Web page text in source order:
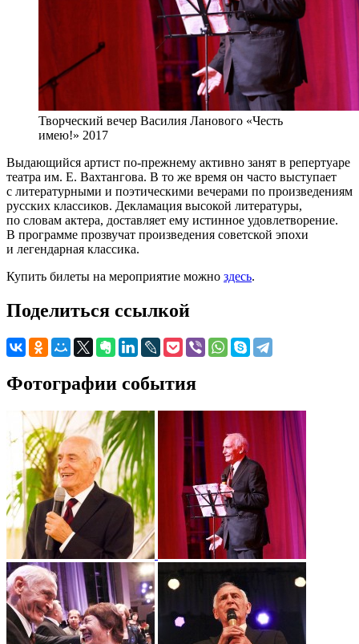
Творческий вечер Василия Ланового «Честь
имею!» 2017
Выдающийся артист по-прежнему активно занят в репертуаре
театра им. Е. Вахтангова. В то же время он часто выступает
с литературными и поэтическими вечерами по произведениям
русских классиков. Декламация высокой литературы,
по словам актера, доставляет ему истинное удовлетворение.
В программе прозвучат произведения советской эпохи
и легендарная классика.
Купить билеты на мероприятие можно здесь.
Поделиться ссылкой
Фотографии события